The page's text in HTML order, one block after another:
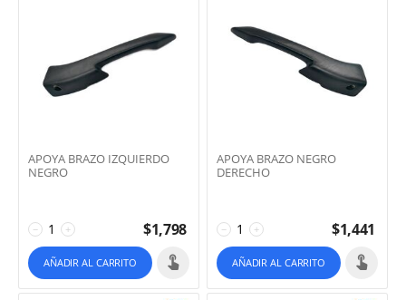
APOYA BRAZO IZQUIERDO
NEGRO
+
− $1,798
AÑADIR AL CARRITO
APOYA BRAZO NEGRO
DERECHO
+
− $1,441
AÑADIR AL CARRITO